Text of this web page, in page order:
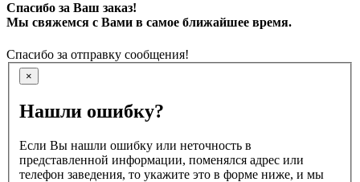
Спасибо за Ваш заказ!
Мы свяжемся с Вами в самое ближайшее время.
Спасибо за отправку сообщения!
×
Нашли ошибку?
Если Вы нашли ошибку или неточность в
представленной информации, поменялся адрес или
телефон заведения, то укажите это в форме ниже, и мы